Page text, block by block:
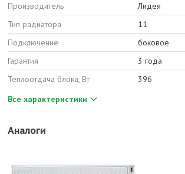
Производитель
Лидея
Тип радиатора
11
Подключение
боковое
Гарантия
3 года
Теплоотдача блока, Вт
396
Все характеристики
Аналоги